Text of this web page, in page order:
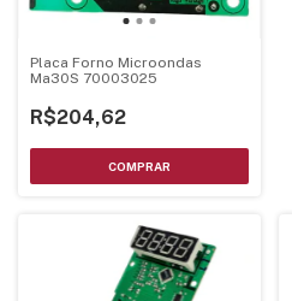
Placa Forno Microondas
Ma30S 70003025
R$204,62